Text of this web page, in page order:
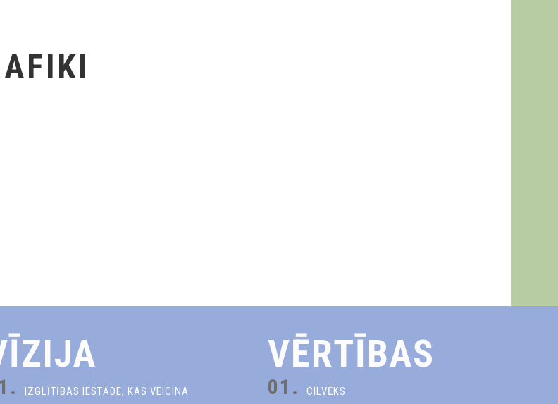
IZGLĪTĪBAS IESTĀDE, KAS VEICINA
VĒRTĪBAS
01. CILVĒKS